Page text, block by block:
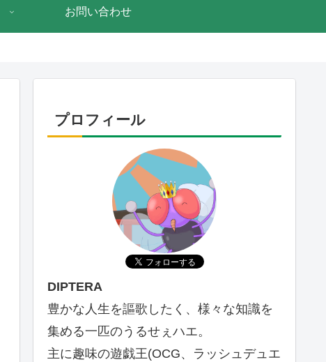
お問い合わせ
プロフィール
DIPTERA
豊かな人生を謳歌したく、様々な知識を
集める一匹のうるせぇハエ。
主に趣味の遊戯王(OCG、ラッシュデュエ